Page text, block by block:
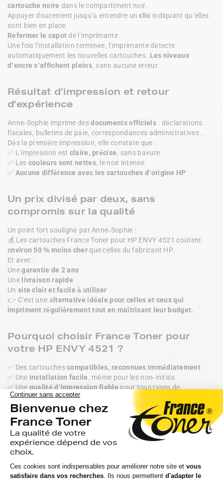
cartouche noire dans le compartiment noir.
Appuyer doucement jusqu’à entendre un clic indiquant qu’elles
sont bien en place.
Refermer le capot de l’imprimante.
Une fois l’installation terminée, l’imprimante détecte
automatiquement les nouvelles cartouches. Les niveaux
d’encre s’affichent pleins, sans aucune erreur.
Résultat d’impression et retour
d’expérience
Anne-Sophie imprime des documents officiels : déclarations
fiscales, bulletins de paie, correspondances administratives…
Dès la première impression, elle constate que :
✅ L’impression est claire, précise , sans bavure
✅ Les couleurs sont nettes, le noir intense
✅ Aucune différence avec les cartouches d’origine HP
Un prix divisé par deux, sans
compromis sur la qualité
Un point fort souligné par Anne-Sophie :
💰 Les cartouches France Toner pour HP ENVY 4521 coûtent
environ 50 % moins cher que celles du fabricant HP.
Et avec :
Une garantie de 2 ans
Une livraison rapide
Un site clair et facile à utiliser
👉 C’est une a lternative idéale pour celles et ceux qui
impriment régulièrement tout en maîtrisant leur budget.
Pourquoi choisir France Toner pour
votre HP ENVY 4521 ?
✅ Des cartouches compatibles, reconnues immédiatement
✅ Une installation facile , même pour les non-initiés
✅ Une qualité d’impression fiable pour tous types de
documents
✅ Un prix jusqu’à 2x moins élevé
que les cartouches de marque
✅ Une
garantie 2 ans
certification ISO 9001
Si vous utilisez une HP ENVY 4521
, n’attendez plus pour
adopter les cartouches compatibles France Toner
solution performante et abordable pour toutes vos impressions
du quotidien.
Découvrez également nos tutoriels pour :